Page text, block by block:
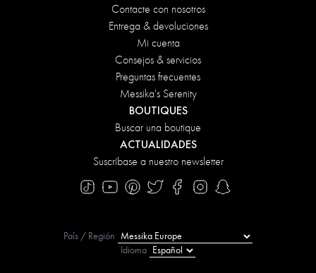
Contacte con nosotros
Entrega & devoluciones
Mi cuenta
Consejos & servicios
Preguntas frecuentes
Messika's Serenity
BOUTIQUES
Buscar una boutique
ACTUALIDADES
Suscríbase a nuestro newsletter
País / Región
Idioma